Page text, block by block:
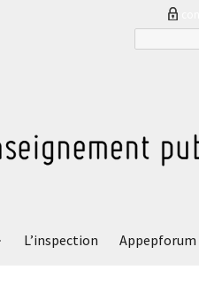
pour
L’inspection Appepforum